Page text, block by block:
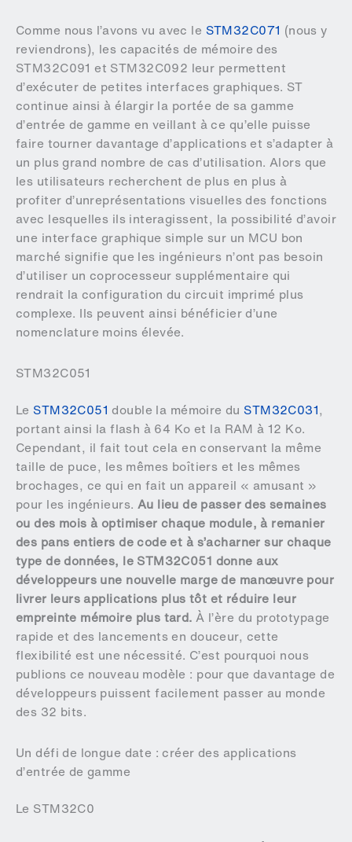
Comme nous l’avons vu avec le STM32C071 (nous y
reviendrons), les capacités de mémoire des
STM32C091 et STM32C092 leur permettent
d’exécuter de petites interfaces graphiques. ST
continue ainsi à élargir la portée de sa gamme
d’entrée de gamme en veillant à ce qu’elle puisse
faire tourner davantage d’applications et s’adapter à
un plus grand nombre de cas d’utilisation. Alors que
les utilisateurs recherchent de plus en plus à
profiter d’unreprésentations visuelles des fonctions
avec lesquelles ils interagissent, la possibilité d’avoir
une interface graphique simple sur un MCU bon
marché signifie que les ingénieurs n’ont pas besoin
d’utiliser un coprocesseur supplémentaire qui
rendrait la configuration du circuit imprimé plus
complexe. Ils peuvent ainsi bénéficier d’une
nomenclature moins élevée.
STM32C051
Le STM32C051 double la mémoire du STM32C031,
portant ainsi la flash à 64 Ko et la RAM à 12 Ko.
Cependant, il fait tout cela en conservant la même
taille de puce, les mêmes boîtiers et les mêmes
brochages, ce qui en fait un appareil « amusant »
pour les ingénieurs. Au lieu de passer des semaines
ou des mois à optimiser chaque module, à remanier
des pans entiers de code et à s’acharner sur chaque
type de données, le STM32C051 donne aux
développeurs une nouvelle marge de manœuvre pour
livrer leurs applications plus tôt et réduire leur
empreinte mémoire plus tard. À l’ère du prototypage
rapide et des lancements en douceur, cette
flexibilité est une nécessité. C’est pourquoi nous
publions ce nouveau modèle : pour que davantage de
développeurs puissent facilement passer au monde
des 32 bits.
Un défi de longue date : créer des applications
d’entrée de gamme
Le STM32C0